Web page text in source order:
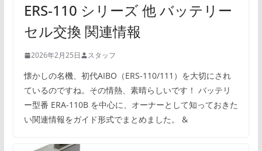
ERS-110 シリーズ 他 バッテリー
セル交換 関連情報
2026年2月25日 スタッフ
懐かしの名機、初代AIBO（ERS-110/111）を大切にされ
ているのですね。その情熱、素晴らしいです！ バッテリ
ー型番 ERA-110B を中心に、オーナーとして知っておきた
い関連情報をガイド形式でまとめました。 &